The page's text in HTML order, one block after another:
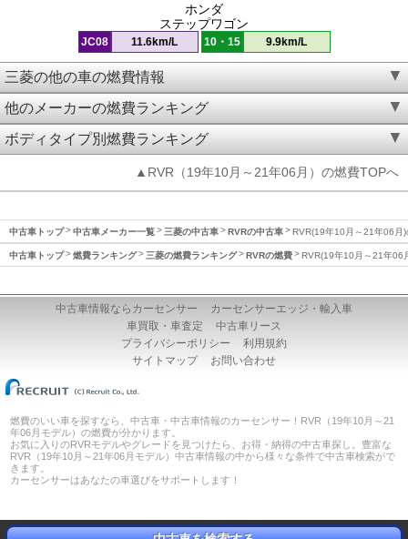
ホンダ
ステップワゴン
JC08 11.6km/L 10・15 9.9km/L
三菱の他の車の燃費情報
他のメーカーの燃費ランキング
ボディタイプ別燃費ランキング
▲RVR（19年10月～21年06月）の燃費TOPへ
中古車トップ 中古車メーカー一覧 三菱の中古車 RVRの中古車 RVR(19年10月～21年06月)
中古車トップ 燃費ランキング 三菱の燃費ランキング RVRの燃費 RVR(19年10月～21年06
中古車情報ならカーセンサー
カーセンサーエッジ・輸入車
車買取・車査定
中古車リース
プライバシーポリシー
利用規約
サイトマップ
お問い合わせ
燃費のいい車を探すなら、中古車・中古車情報のカーセンサー！RVR（19年10月～21
年06月モデル）の燃費が分かります。
お気に入りのRVRモデルやグレードを見つけたら、お得・納得の中古車探し。豊富な
RVR（19年10月～21年06月モデル）中古車情報の中から様々な条件で中古車検索がで
きます。
カーセンサーはあなたの車選びをサポートします！